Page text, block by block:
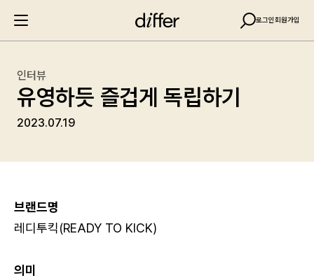
로그인회원가입
인터뷰
유영하듯 즐겁게 독립하기
2023.07.19
브랜드명
레디투킥(READY TO KICK)
의미